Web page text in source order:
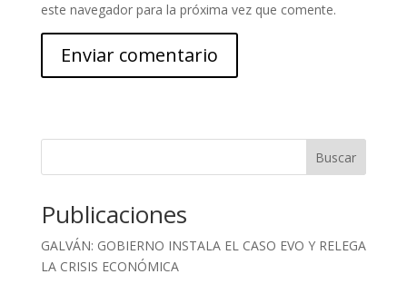
este navegador para la próxima vez que comente.
Buscar
Publicaciones
GALVÁN: GOBIERNO INSTALA EL CASO EVO Y RELEGA
LA CRISIS ECONÓMICA